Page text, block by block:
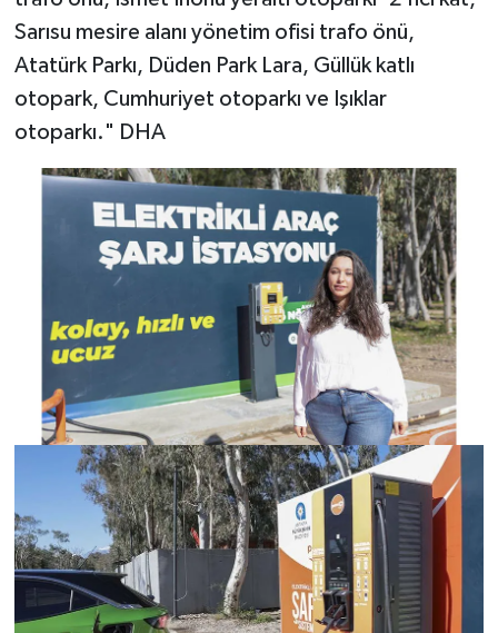
Sarısu mesire alanı yönetim ofisi trafo önü,
Atatürk Parkı, Düden Park Lara, Güllük katlı
otopark, Cumhuriyet otoparkı ve Işıklar
otoparkı." DHA